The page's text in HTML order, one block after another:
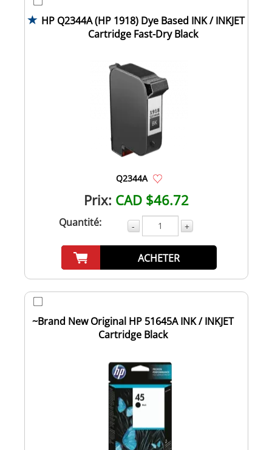
HP Q2344A (HP 1918) Dye Based INK / INKJET
Cartridge Fast-Dry Black
Q2344A
Prix: CAD $46.72
Quantité: - +
ACHETER
~Brand New Original HP 51645A INK / INKJET
Cartridge Black